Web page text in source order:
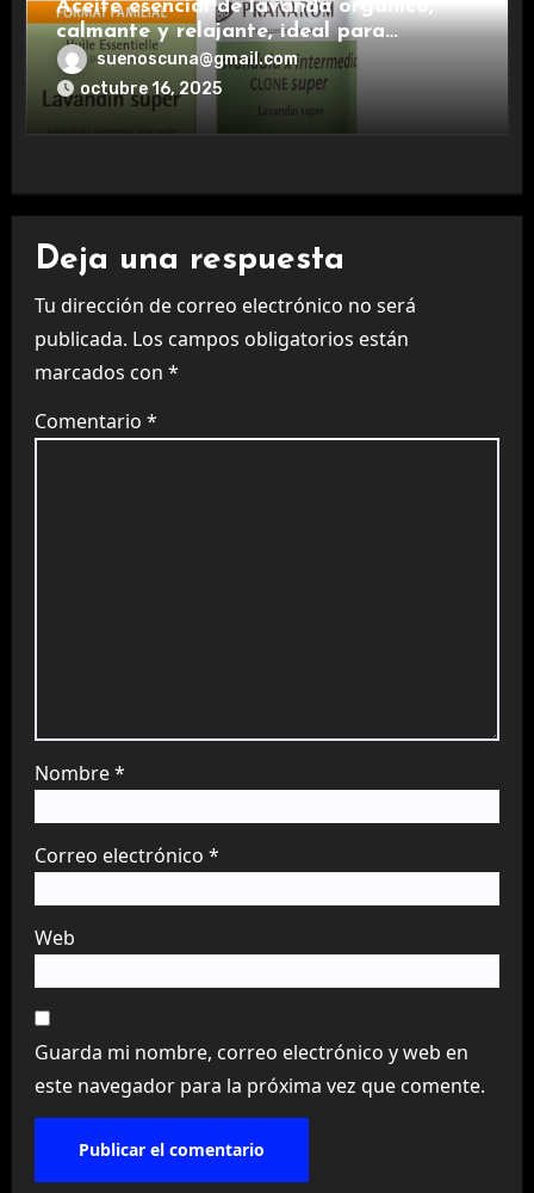
Aceite esencial de lavanda orgánico,
calmante y relajante, ideal para
aromaterapia.
suenoscuna@gmail.com
octubre 16, 2025
Deja una respuesta
Tu dirección de correo electrónico no será
publicada. Los campos obligatorios están
marcados con *
Comentario *
Nombre*
Correo electrónico *
Web
Guarda mi nombre, correo electrónico y web en
este navegador para la próxima vez que comente.